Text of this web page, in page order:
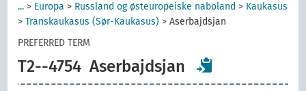
... > Europa > Russland og østeuropeiske naboland > Kaukasus
>Transkaukasus (Sør-Kaukasus) >Aserbajdsjan
PREFERRED TERM
T2--4754 Aserbajdsjan